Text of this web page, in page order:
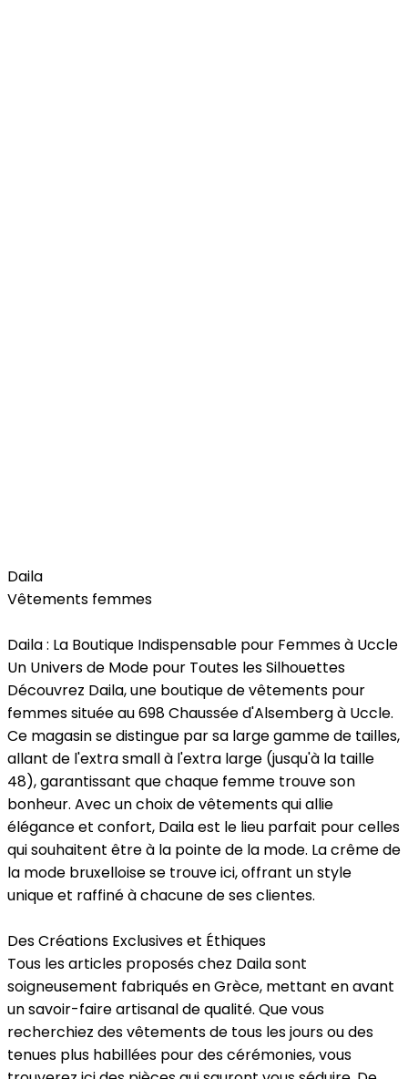
Daila
Vêtements femmes
Daila : La Boutique Indispensable pour Femmes à Uccle
Un Univers de Mode pour Toutes les Silhouettes
Découvrez Daila, une boutique de vêtements pour
femmes située au 698 Chaussée d'Alsemberg à Uccle.
Ce magasin se distingue par sa large gamme de tailles,
allant de l'extra small à l'extra large (jusqu'à la taille
48), garantissant que chaque femme trouve son
bonheur. Avec un choix de vêtements qui allie
élégance et confort, Daila est le lieu parfait pour celles
qui souhaitent être à la pointe de la mode. La crême de
la mode bruxelloise se trouve ici, offrant un style
unique et raffiné à chacune de ses clientes.
Des Créations Exclusives et Éthiques
Tous les articles proposés chez Daila sont
soigneusement fabriqués en Grèce, mettant en avant
un savoir-faire artisanal de qualité. Que vous
recherchiez des vêtements de tous les jours ou des
tenues plus habillées pour des cérémonies, vous